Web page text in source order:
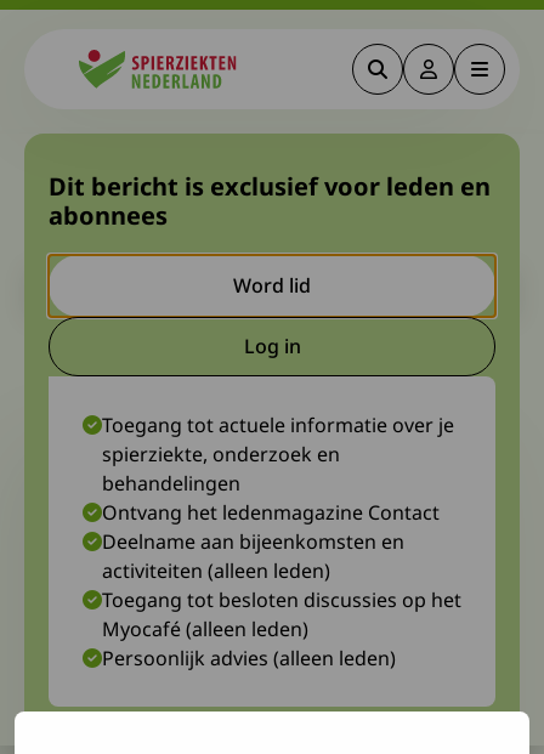
ZoekenDeze link
Menu
Hoe zit het met HSP en
erfelijkheid?
Let op. Dit is een ouder bericht. Het kan zijn dat de inhoud niet
meer actueel is.
11 december 2023 Diagnosewerkgroep HSP
Dit bericht is exclusief voor leden en
abonnees
Word lid
Log inDeze link gaat naar een
Toegang tot actuele informatie over je
spierziekte, onderzoek en
behandelingen
Ontvang het ledenmagazine Contact
Deelname aan bijeenkomsten en
activiteiten (alleen leden)
Toegang tot besloten discussies op het
Myocafé (alleen leden)
Persoonlijk advies (alleen leden)